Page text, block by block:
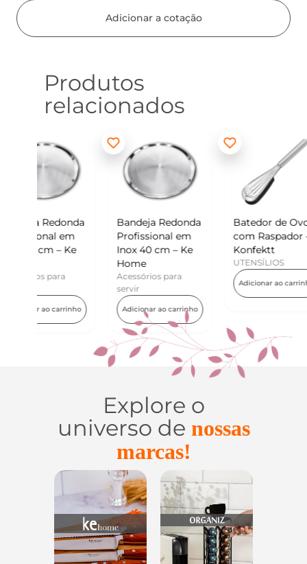
Adicionar a cotação
Produtos
relacionados
Bandeja Redonda
Profissional em
Inox 40 cm – Ke
Acessórios para
Adicionar ao carrinho
Batedor de Ovos
com Raspador –
Konfektt
Adicionar ao carrinho
Explore o
universo de nossas
marcas!
Casa e
Organização
Utilidades de
Vidro